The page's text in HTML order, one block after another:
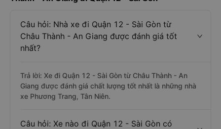
Câu hỏi: Nhà xe đi Quận 12 - Sài Gòn từ
Châu Thành - An Giang được đánh giá tốt
nhất?
Trả lời: Xe đi Quận 12 - Sài Gòn từ Châu Thành - An
Giang được đánh giá chất lượng tốt nhất là những nhà
xe Phương Trang, Tân Niên.
Câu hỏi: Xe nào đi Quận 12 - Sài Gòn có